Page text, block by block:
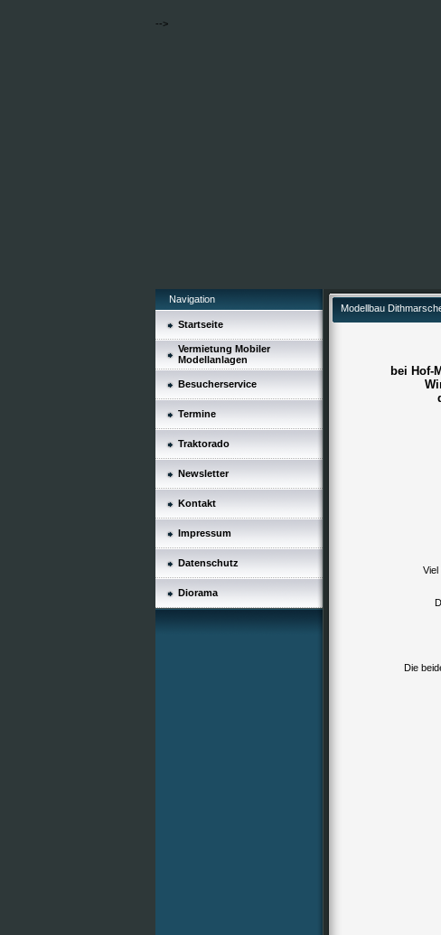
-->
Navigation
Startseite
Vermietung Mobiler
Modellanlagen
Besucherservice
Termine
Traktorado
Newsletter
Kontakt
Impressum
Datenschutz
Diorama
Modellbau
bei Hof-
Viel
Die